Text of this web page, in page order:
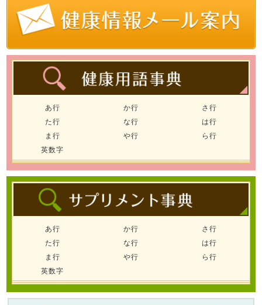
あ行 か行
さ行
た行
な行
は行
ま行
や行
ら行
英数字
あ行 か行
さ行
た行
な行
は行
ま行
や行
ら行
英数字